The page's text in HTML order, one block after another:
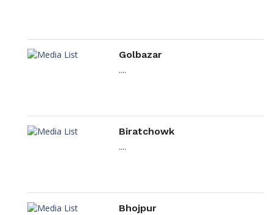
Golbazar
....
Biratchowk
....
Bhojpur